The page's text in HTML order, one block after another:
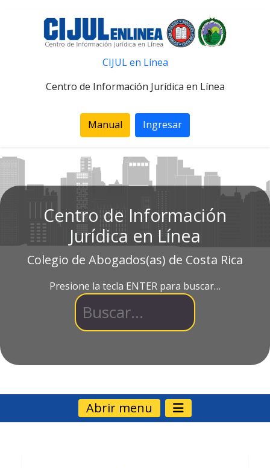
CIJUL en Línea
Centro de Información Jurídica en Línea
Manual Ingresar
Centro de Información
Jurídica en Línea
Colegio de Abogados(as) de Costa Rica
Presione la tecla ENTER para buscar…
Abrir menu